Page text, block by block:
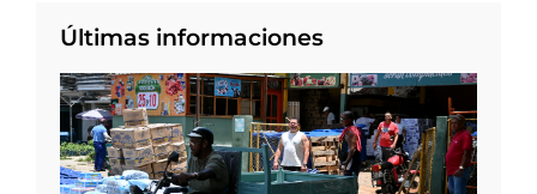
Últimas informaciones